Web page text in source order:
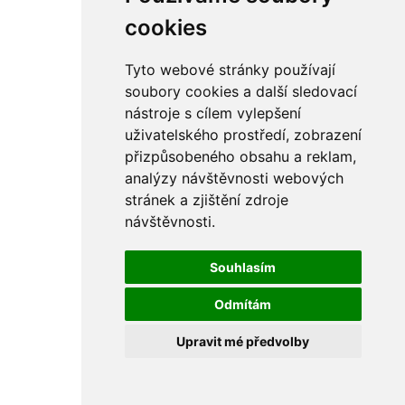
cookies
Tyto webové stránky používají
soubory cookies a další sledovací
nástroje s cílem vylepšení
uživatelského prostředí, zobrazení
přizpůsobeného obsahu a reklam,
analýzy návštěvnosti webových
stránek a zjištění zdroje
návštěvnosti.
Souhlasím
Odmítám
Upravit mé předvolby